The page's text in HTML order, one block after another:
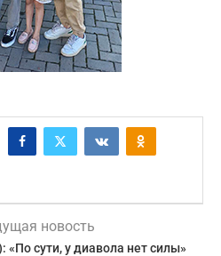
новость
сути, у диавола нет силы»